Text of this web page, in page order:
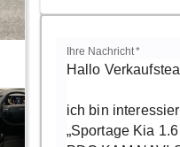
Ihre Nachricht*